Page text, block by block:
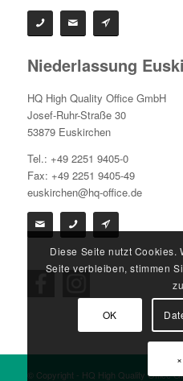
Niederlassung
HQ High Quality Office GmbH
Josef-Ruhr-Straße 30
53879 Euskirchen
Tel.: +49 2251 9405-0
Fax: +49 2251 9405-49
euskirchen@hq-office.de
© Copyright - HQ High Quality Office
Diese Seite nutzt Cookies.
Seite verbleiben, stimmen
OK
×